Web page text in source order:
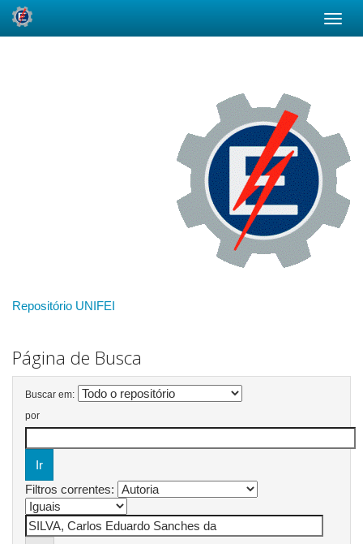
Repositório UNIFEI
Página de Busca
Buscar em:
por
Filtros correntes: